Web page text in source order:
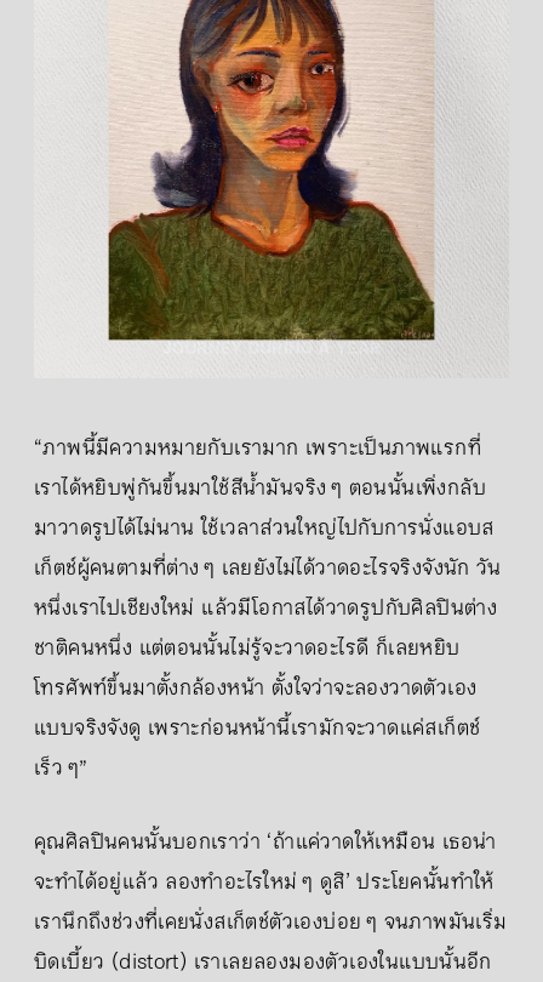
“ภาพนี้มีความหมายกับเรามาก เพราะเป็นภาพแรกที่
เราได้หยิบพู่กันขึ้นมาใช้สีน้ำมันจริง ๆ ตอนนั้นเพิ่งกลับ
มาวาดรูปได้ไม่นาน ใช้เวลาส่วนใหญ่ไปกับการนั่งแอบส
เก็ตช์ผู้คนตามที่ต่าง ๆ เลยยังไม่ได้วาดอะไรจริงจังนัก วัน
หนึ่งเราไปเชียงใหม่ แล้วมีโอกาสได้วาดรูปกับศิลปินต่าง
ชาติคนหนึ่ง แต่ตอนนั้นไม่รู้จะวาดอะไรดี ก็เลยหยิบ
โทรศัพท์ขึ้นมาตั้งกล้องหน้า ตั้งใจว่าจะลองวาดตัวเอง
แบบจริงจังดู เพราะก่อนหน้านี้เรามักจะวาดแค่สเก็ตช์
เร็ว ๆ”
คุณศิลปินคนนั้นบอกเราว่า ‘ถ้าแค่วาดให้เหมือน เธอน่า
จะทำได้อยู่แล้ว ลองทำอะไรใหม่ ๆ ดูสิ’ ประโยคนั้นทำให้
เรานึกถึงช่วงที่เคยนั่งสเก็ตช์ตัวเองบ่อย ๆ จนภาพมันเริ่ม
บิดเบี้ยว (distort) เราเลยลองมองตัวเองในแบบนั้นอีก